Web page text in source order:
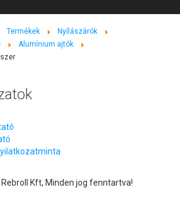
Termékek
Nyílászárók
Alumínium ajtók
Kft, Minden jog fenntartva!